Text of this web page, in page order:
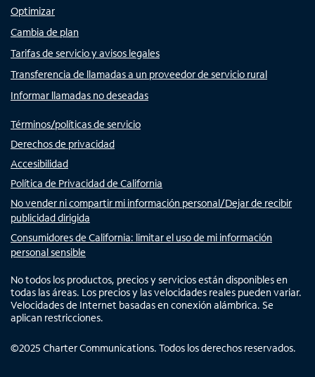
Optimizar
Cambia de plan
Tarifas de servicio y avisos legales
Transferencia de llamadas a un proveedor de servicio rural
Informar llamadas no deseadas
Términos/políticas de servicio
Derechos de privacidad
Accesibilidad
Política de Privacidad de California
No vender ni compartir mi información personal/Dejar de recibir
publicidad dirigida
Consumidores de California: limitar el uso de mi información
personal sensible
No todos los productos, precios y servicios están disponibles en
todas las áreas. Los precios y las velocidades reales pueden variar.
Velocidades de Internet basadas en conexión alámbrica. Se
aplican restricciones.
©2025 Charter Communications. Todos los derechos reservados.